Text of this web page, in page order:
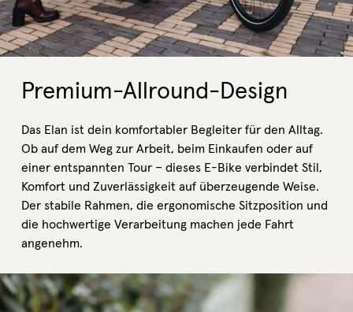
Premium-Allround-Design
Das Elan ist dein komfortabler Begleiter für den Alltag.
Ob auf dem Weg zur Arbeit, beim Einkaufen oder auf
einer entspannten Tour – dieses E-Bike verbindet Stil,
Komfort und Zuverlässigkeit auf überzeugende Weise.
Der stabile Rahmen, die ergonomische Sitzposition und
die hochwertige Verarbeitung machen jede Fahrt
angenehm.